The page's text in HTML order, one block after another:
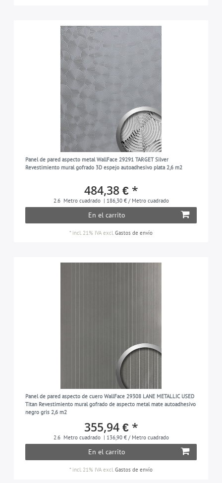
Panel de pared aspecto metal WallFace 29291 TARGET Silver
Revestimiento mural gofrado 3D espejo autoadhesivo plata 2,6 m2
484,38 € *
2.6 Metro cuadrado | 186,30 € / Metro cuadrado
En el carrito
* incl. 21% IVA excl.Gastos de envío
Panel de pared aspecto de cuero WallFace 29308 LANE METALLIC USED
Titan Revestimiento mural gofrado de aspecto metal mate autoadhesivo
negro gris 2,6 m2
355,94 € *
2.6 Metro cuadrado | 136,90 € / Metro cuadrado
En el carrito
* incl. 21% IVA excl.Gastos de envío